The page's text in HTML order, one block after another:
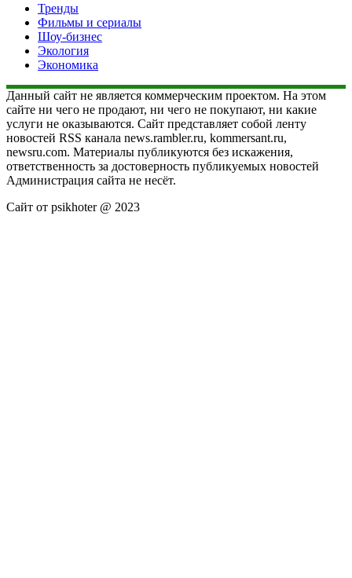
Тренды
Фильмы и сериалы
Шоу-бизнес
Экология
Экономика
Данный сайт не является коммерческим проектом. На этом
сайте ни чего не продают, ни чего не покупают, ни какие
услуги не оказываются. Сайт представляет собой ленту
новостей RSS канала news.rambler.ru, kommersant.ru,
newsru.com. Материалы публикуются без искажения,
ответственность за достоверность публикуемых новостей
Администрация сайта не несёт.
Сайт от psikhoter @ 2023